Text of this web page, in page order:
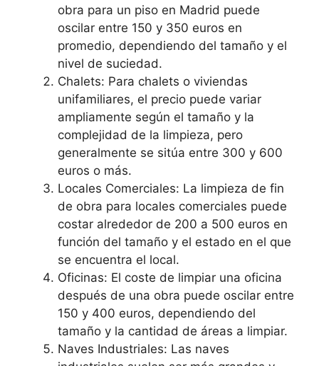
obra para un piso en Madrid puede
oscilar entre 150 y 350 euros en
promedio, dependiendo del tamaño y el
nivel de suciedad.
Chalets: Para chalets o viviendas
unifamiliares, el precio puede variar
ampliamente según el tamaño y la
complejidad de la limpieza, pero
generalmente se sitúa entre 300 y 600
euros o más.
Locales Comerciales: La limpieza de fin
de obra para locales comerciales puede
costar alrededor de 200 a 500 euros en
función del tamaño y el estado en el que
se encuentra el local.
Oficinas: El coste de limpiar una oficina
después de una obra puede oscilar entre
150 y 400 euros, dependiendo del
tamaño y la cantidad de áreas a limpiar.
Naves Industriales: Las naves